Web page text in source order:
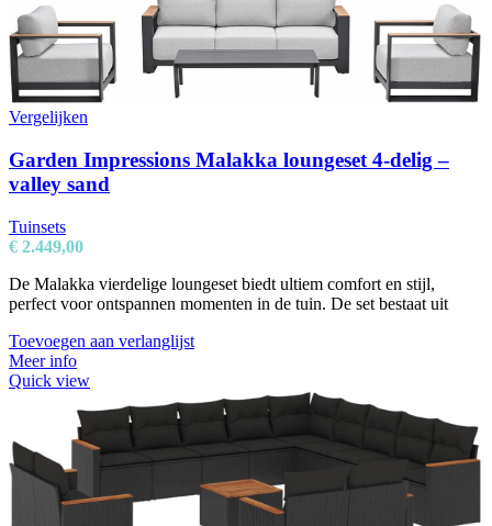
Vergelijken
Garden Impressions Malakka loungeset 4-delig –
valley sand
Tuinsets
€ 2.449,00
De Malakka vierdelige loungeset biedt ultiem comfort en stijl,
perfect voor ontspannen momenten in de tuin. De set bestaat uit
Toevoegen aan verlanglijst
Meer info
Quick view